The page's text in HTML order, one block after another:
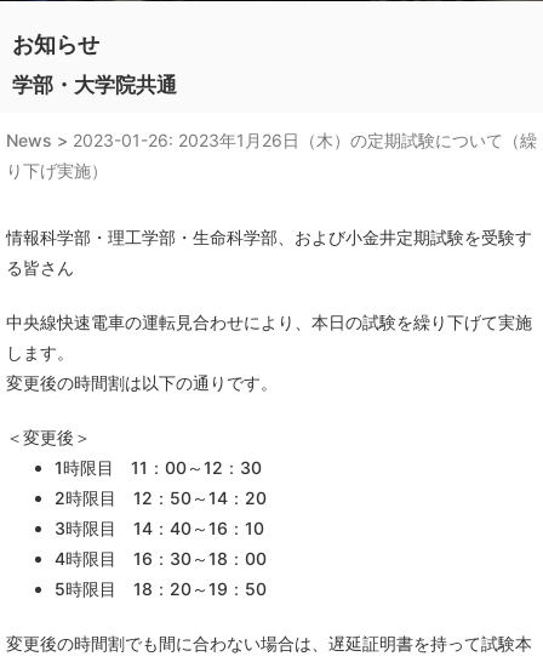
お知らせ
学部・大学院共通
News > 2023-01-26: 2023年1月26日（木）の定期試験について（繰
り下げ実施）
情報科学部・理工学部・生命科学部、および小金井定期試験を受験す
る皆さん
中央線快速電車の運転見合わせにより、本日の試験を繰り下げて実施
します。
変更後の時間割は以下の通りです。
＜変更後＞
1時限目 11：00～12：30
2時限目 12：50～14：20
3時限目 14：40～16：10
4時限目 16：30～18：00
5時限目 18：20～19：50
変更後の時間割でも間に合わない場合は、遅延証明書を持って試験本